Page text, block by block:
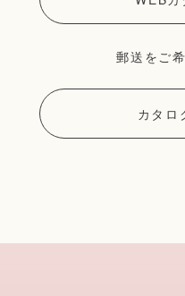
郵送をご
カタロ